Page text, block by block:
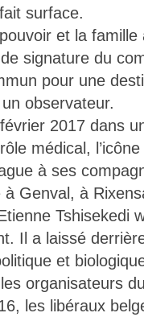
surface.
et la famille
signature du
pour une
observateur.
2017 dans
médical,
à ses
à Genval, à
Tshisekedi
Il a laissé
et
organisateurs
les libéraux